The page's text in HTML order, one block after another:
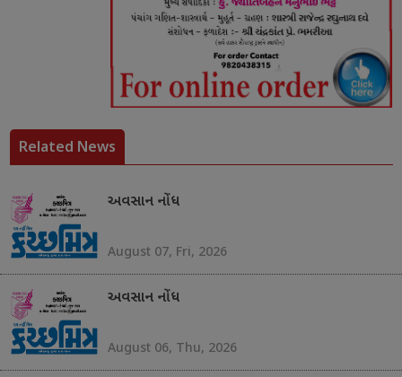
Related News
અવસાન નોંધ
August 07, Fri, 2026
અવસાન નોંધ
August 06, Thu, 2026